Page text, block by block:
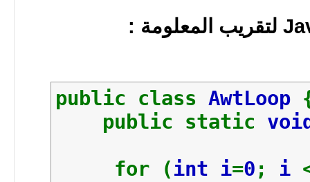
public class AwtLoop
public static
for (int i=0 ; i